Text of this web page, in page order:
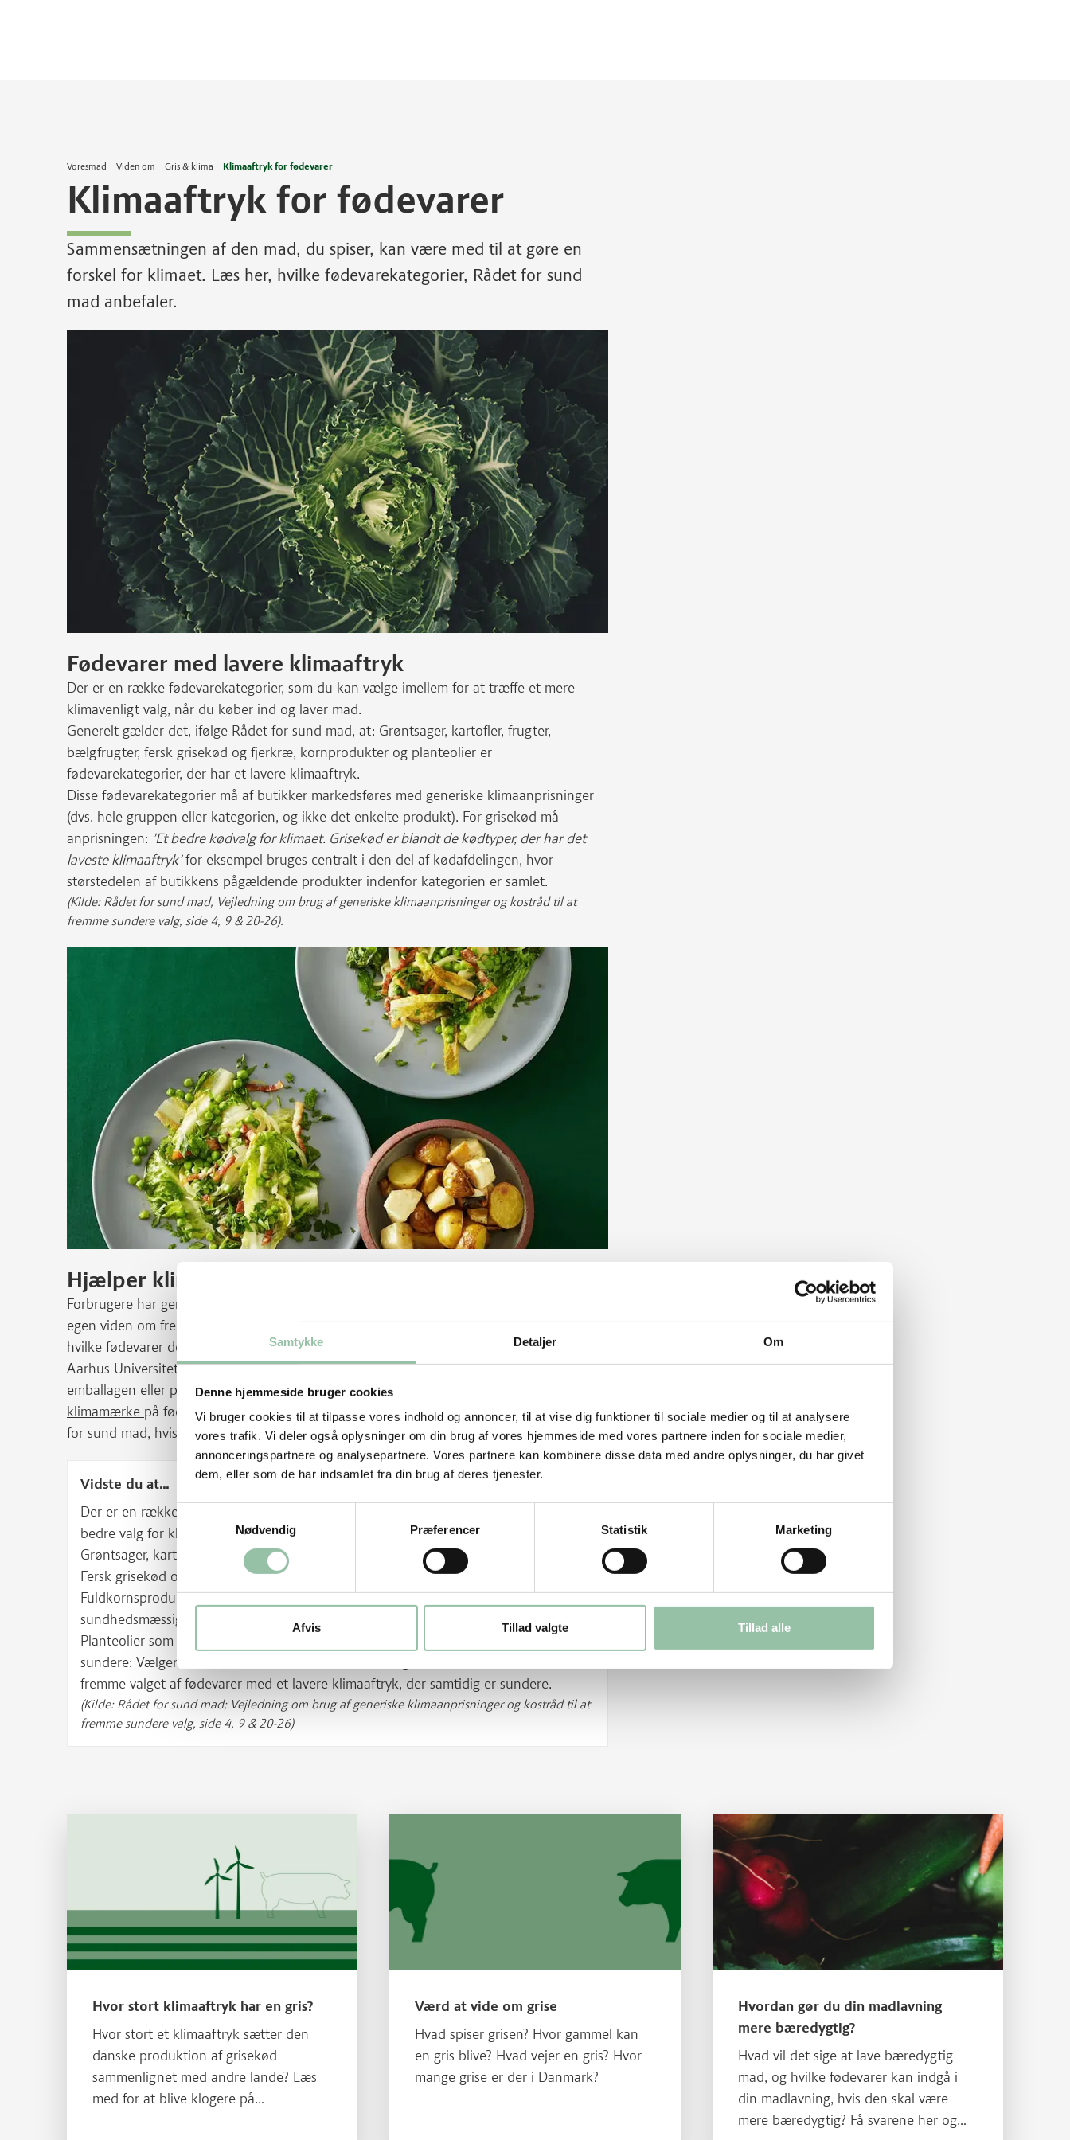
Samtykke Detaljer Om
Denne hjemmeside bruger cookies
Vi bruger cookies til at tilpasse vores indhold og annoncer, til at vise dig funktioner til sociale medier og til at analysere
vores trafik. Vi deler også oplysninger om din brug af vores hjemmeside med vores partnere inden for sociale medier,
annonceringspartnere og analysepartnere. Vores partnere kan kombinere disse data med andre oplysninger, du har givet
dem, eller som de har indsamlet fra din brug af deres tjenester.
Samtykkevalg
Nødvendig
Præferencer Statistik Marketing
Afvis Tillad valgte Tillad alle
Voresmad Viden om Gris & klima Klimaaftryk for fødevarer
Klimaaftryk for fødevarer
Sammensætningen af den mad, du spiser, kan være med til at gøre en
forskel for klimaet. Læs her, hvilke fødevarekategorier, Rådet for sund
mad anbefaler.
Fødevarer med lavere klimaaftryk
Der er en række fødevarekategorier, som du kan vælge imellem for at træffe et mere
klimavenligt valg, når du køber ind og laver mad.
Generelt gælder det, ifølge Rådet for sund mad, at: Grøntsager, kartofler, frugter,
bælgfrugter, fersk grisekød og fjerkræ, kornprodukter og planteolier er
fødevarekategorier, der har et lavere klimaaftryk.
Disse fødevarekategorier må af butikker markedsføres med generiske klimaanprisninger
(dvs. hele gruppen eller kategorien, og ikke det enkelte produkt). For grisekød må
anprisningen: ’Et bedre kødvalg for klimaet. Grisekød er blandt de kødtyper, der har det
laveste klimaaftryk’for eksempel bruges centralt i den del af kødafdelingen, hvor
størstedelen af butikkens pågældende produkter indenfor kategorien er samlet.
(Kilde: Rådet for sund mad, Vejledning om brug af generiske klimaanprisninger og kostråd til at
fremme sundere valg, side 4, 9 & 20-26).
Hjælper klimaanprisninger forbrugerne?
Forbrugere har generelt svært ved at vurdere fødevarers klimapåvirkning ud fra deres
egen viden om fremstilling og transport af fødevarer. Forbrugerne har en lav viden om,
hvilke fødevarer der belaster klimaet mindst og mest. Det viser en
undersøgelsefra
Aarhus Universitet . Der er derfor behov for klar klimakommunikation – om det er på
emballagen eller på skilte i butikken – for at gøre det klimavenlige valg lettere. Et
klimamærke på fødevarer er på vej. Men indtil da kan du følge anbefalingerne fra Rådet
for sund mad, hvis du vil holde dig til fødevarekategorier med lavere klimaaftryk.
Vidste du at...
Der er en række fødevarekategorier, som, efter Rådet for sund mads anbefaling, er et
bedre valg for klimaet, når du køber ind og laver mad:
Grøntsager, kartofler, frugter og bælgfrugter
Fersk grisekød og fjerkræ
Fuldkornsprodukter (Fødevarestyrelsen anbefaler fuldkornsprodukter af
sundhedsmæssige årsager)
Planteolier som kan fremme fødevarer med et lavere klimaaftryk, der samtidig er
sundere: Vælger du blandt ovennævnte fødevarekategorier kan du være med til at
fremme valget af fødevarer med et lavere klimaaftryk, der samtidig er sundere.
(Kilde: Rådet for sund mad; Vejledning om brug af generiske klimaanprisninger og kostråd til at
fremme sundere valg, side 4, 9 & 20-26)
Hvor stort klimaaftryk har en gris?
Hvor stort et klimaaftryk sætter den
danske produktion af grisekød
sammenlignet med andre lande? Læs
med for at blive klogere på
Værd at vide om grise
Hvad spiser grisen? Hvor gammel kan
en gris blive? Hvad vejer en gris? Hvor
mange grise er der i Danmark?
Læs mere om Hvordan gør du din madlavning mere bæredygtig?
Hvordan gør du din madlavning
mere bæredygtig?
Hvad vil det sige at lave bæredygtig
mad, og hvilke fødevarer kan indgå i
din madlavning, hvis den skal være
mere bæredygtig? Få svarene her og